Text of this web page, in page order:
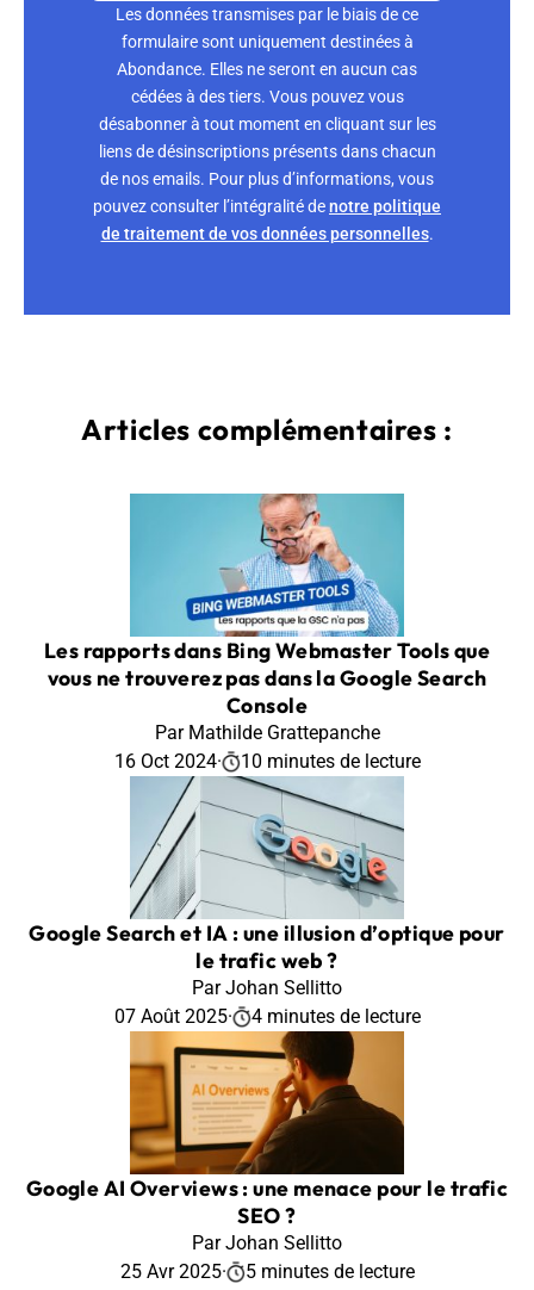
Les données transmises par le biais de ce
formulaire sont uniquement destinées à
Abondance. Elles ne seront en aucun cas
cédées à des tiers. Vous pouvez vous
désabonner à tout moment en cliquant sur les
liens de désinscriptions présents dans chacun
de nos emails. Pour plus d’informations, vous
pouvez consulter l’intégralité denotre politique
de traitement de vos données personnelles.
Articles complémentaires :
Les rapports dans Bing Webmaster Tools que
vous ne trouverez pas dans la Google Search
Console
Par Mathilde Grattepanche
16 Oct 2024· 10 minutes de lecture
Google Search et IA : une illusion d’optique pour
le trafic web ?
Par Johan Sellitto
07 Août 2025· 4 minutes de lecture
Google AI Overviews : une menace pour le trafic
SEO ?
Par Johan Sellitto
25 Avr 2025· 5 minutes de lecture